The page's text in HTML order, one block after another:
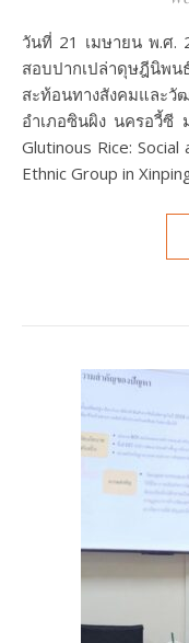
วันที่ 21 เมษายน พ.ศ. 2568 ภาควิชาศาสนาและปรัชญา ได้จัด
สอบปากเปล่าดุษฎีนิพ
สะท้อนทางสังคมแล
อำเภอซินผิง นครอวี้ซี
Glutinous Rice:
Ethnic Group in